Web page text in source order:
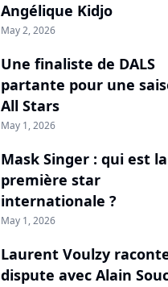
Angélique Kidjo
May 2, 2026
Une finaliste de DALS
partante pour une
All Stars
May 1, 2026
Mask Singer : qui est la
première star
internationale ?
May 1, 2026
Laurent Voulzy
dispute avec Alain